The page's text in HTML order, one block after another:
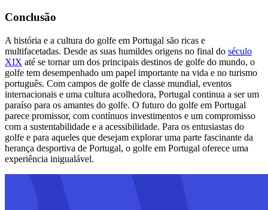
Conclusão
A história e a cultura do golfe em Portugal são ricas e
multifacetadas. Desde as suas humildes origens no final do século
XIX até se tornar um dos principais destinos de golfe do mundo, o
golfe tem desempenhado um papel importante na vida e no turismo
português. Com campos de golfe de classe mundial, eventos
internacionais e uma cultura acolhedora, Portugal continua a ser um
paraíso para os amantes do golfe. O futuro do golfe em Portugal
parece promissor, com contínuos investimentos e um compromisso
com a sustentabilidade e a acessibilidade. Para os entusiastas do
golfe e para aqueles que desejam explorar uma parte fascinante da
herança desportiva de Portugal, o golfe em Portugal oferece uma
experiência inigualável.